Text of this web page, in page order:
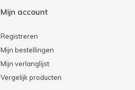
Mijn account
Registreren
Mijn bestellingen
Mijn verlanglijst
Vergelijk producten